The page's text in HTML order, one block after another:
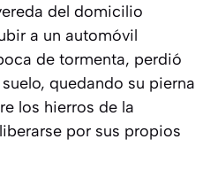
del domicilio
a un automóvil
de tormenta, perdió
quedando su pierna
los hierros de la
por sus propios